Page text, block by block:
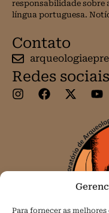
Para fornecer as
responsabilidade sobre
língua portuguesa.
Contato
Redes sociais